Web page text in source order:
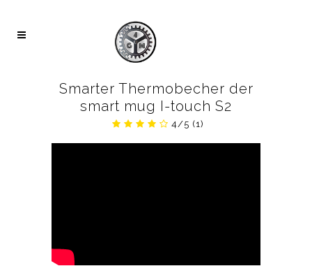
Smarter Thermobecher der
smart mug I-touch S2
4/5 (1)